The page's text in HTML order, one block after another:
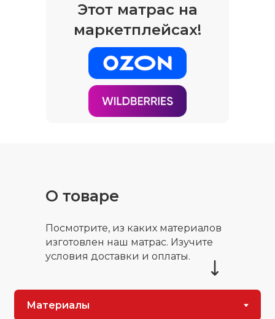
Этот матрас на
маркетплейсах!
О товаре
Посмотрите, из каких материалов
изготовлен наш матрас. Изучите
условия доставки и оплаты.